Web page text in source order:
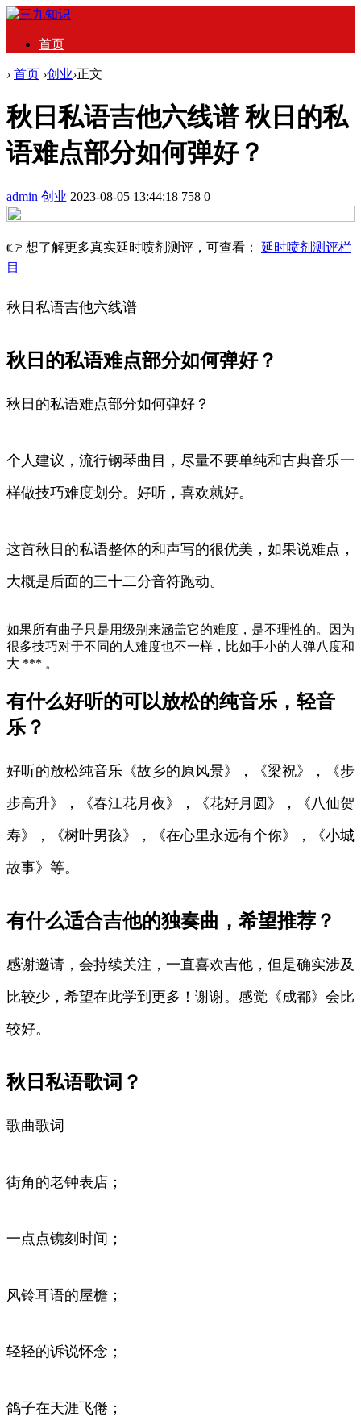
首页
› 首页 ›创业›正文
秋日私语吉他六线谱 秋日的私
语难点部分如何弹好？
admin 创业 2023-08-05 13:44:18 758 0
👉 想了解更多真实延时喷剂测评，可查看： 延时喷剂测评栏
目
秋日私语吉他六线谱
秋日的私语难点部分如何弹好？
秋日的私语难点部分如何弹好？
个人建议，流行钢琴曲目，尽量不要单纯和古典音乐一
样做技巧难度划分。好听，喜欢就好。
这首秋日的私语整体的和声写的很优美，如果说难点，
大概是后面的三十二分音符跑动。
如果所有曲子只是用级别来涵盖它的难度，是不理性的。因为
很多技巧对于不同的人难度也不一样，比如手小的人弹八度和
大 *** 。
有什么好听的可以放松的纯音乐，轻音
乐？
好听的放松纯音乐《故乡的原风景》，《梁祝》，《步
步高升》，《春江花月夜》，《花好月圆》，《八仙贺
寿》，《树叶男孩》，《在心里永远有个你》，《小城
故事》等。
有什么适合吉他的独奏曲，希望推荐？
感谢邀请，会持续关注，一直喜欢吉他，但是确实涉及
比较少，希望在此学到更多！谢谢。感觉《成都》会比
较好。
秋日私语歌词？
歌曲歌词
街角的老钟表店；
一点点镌刻时间；
风铃耳语的屋檐；
轻轻的诉说怀念；
鸽子在天涯飞倦；